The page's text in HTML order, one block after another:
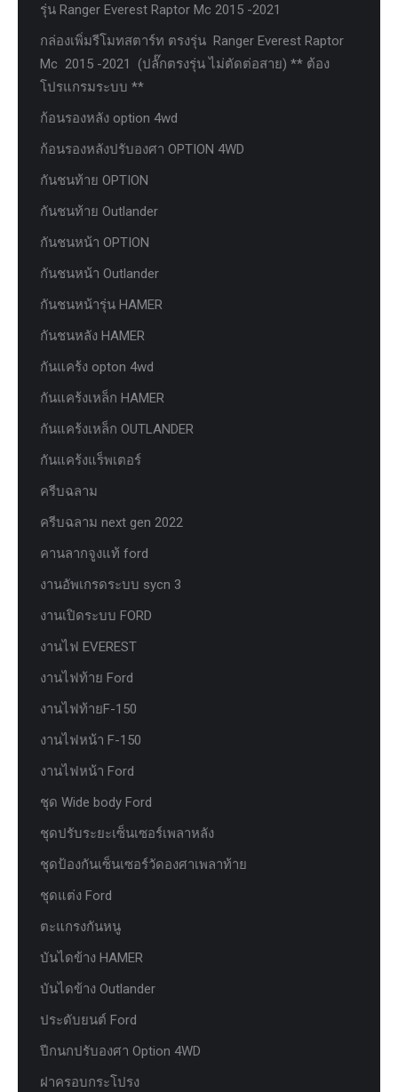
รุ่น Ranger Everest Raptor Mc 2015 -2021
กล่องเพิ่มรีโมทสตาร์ท ตรงรุ่น Ranger Everest Raptor
Mc 2015 -2021 (ปลั๊กตรงรุ่น ไม่ตัดต่อสาย) ** ต้อง
โปรแกรมระบบ **
ก้อนรองหลัง option 4wd
ก้อนรองหลังปรับองศา OPTION 4WD
กันชนท้าย OPTION
กันชนท้าย Outlander
กันชนหน้า OPTION
กันชนหน้า Outlander
กันชนหน้ารุ่น HAMER
กันชนหลัง HAMER
กันแคร้ง opton 4wd
กันแคร้งเหล็ก HAMER
กันแคร้งเหล็ก OUTLANDER
กันแคร้งแร็พเตอร์
ครีบฉลาม
ครีบฉลาม next gen 2022
คานลากจูงแท้ ford
งานอัพเกรดระบบ sycn 3
งานเปิดระบบ FORD
งานไฟ EVEREST
งานไฟท้าย Ford
งานไฟท้ายF-150
งานไฟหน้า F-150
งานไฟหน้า Ford
ชุด Wide body Ford
ชุดปรับระยะเซ็นเซอร์เพลาหลัง
ชุดป้องกันเซ็นเซอร์วัดองศาเพลาท้าย
ชุดแต่ง Ford
ตะแกรงกันหนู
บันไดข้าง HAMER
บันไดข้าง Outlander
ประดับยนต์ Ford
ปีกนกปรับองศา Option 4WD
ฝาครอบกระโปรง